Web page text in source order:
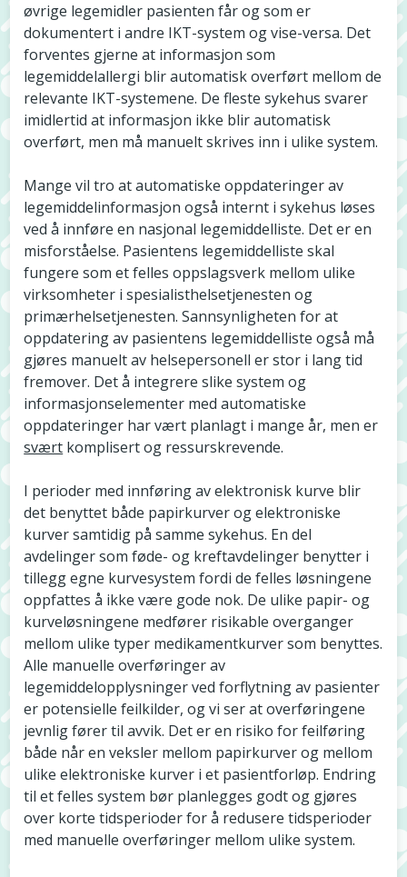
øvrige legemidler pasienten får og som er
dokumentert i andre IKT-system og vise-versa. Det
forventes gjerne at informasjon som
legemiddelallergi blir automatisk overført mellom de
relevante IKT-systemene. De fleste sykehus svarer
imidlertid at informasjon ikke blir automatisk
overført, men må manuelt skrives inn i ulike system.
Mange vil tro at automatiske oppdateringer av
legemiddelinformasjon også internt i sykehus løses
ved å innføre en nasjonal legemiddelliste. Det er en
misforståelse. Pasientens legemiddelliste skal
fungere som et felles oppslagsverk mellom ulike
virksomheter i spesialisthelsetjenesten og
primærhelsetjenesten. Sannsynligheten for at
oppdatering av pasientens legemiddelliste også må
gjøres manuelt av helsepersonell er stor i lang tid
fremover. Det å integrere slike system og
informasjonselementer med automatiske
oppdateringer har vært planlagt i mange år, men er
svært komplisert og ressurskrevende.
I perioder med innføring av elektronisk kurve blir
det benyttet både papirkurver og elektroniske
kurver samtidig på samme sykehus. En del
avdelinger som føde- og kreftavdelinger benytter i
tillegg egne kurvesystem fordi de felles løsningene
oppfattes å ikke være gode nok. De ulike papir- og
kurveløsningene medfører risikable overganger
mellom ulike typer medikamentkurver som benyttes.
Alle manuelle overføringer av
legemiddelopplysninger ved forflytning av pasienter
er potensielle feilkilder, og vi ser at overføringene
jevnlig fører til avvik. Det er en risiko for feilføring
både når en veksler mellom papirkurver og mellom
ulike elektroniske kurver i et pasientforløp. Endring
til et felles system bør planlegges godt og gjøres
over korte tidsperioder for å redusere tidsperioder
med manuelle overføringer mellom ulike system.